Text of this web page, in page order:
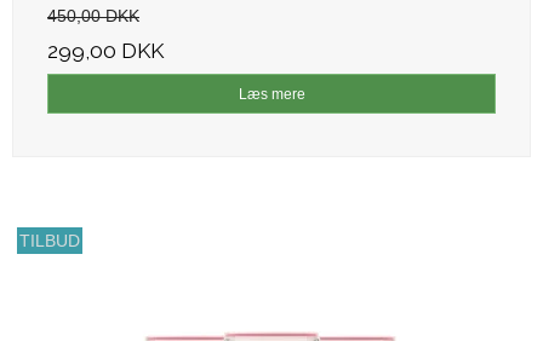
450,00 DKK
299,00 DKK
Læs mere
TILBUD